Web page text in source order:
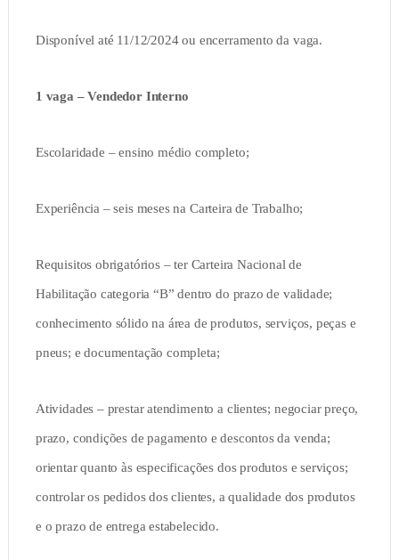
Disponível até 11/12/2024 ou encerramento da vaga.
1 vaga – Vendedor Interno
Escolaridade – ensino médio completo;
Experiência – seis meses na Carteira de Trabalho;
Requisitos obrigatórios – ter Carteira Nacional de
Habilitação categoria “B” dentro do prazo de validade;
conhecimento sólido na área de produtos, serviços, peças e
pneus; e documentação completa;
Atividades – prestar atendimento a clientes; negociar preço,
prazo, condições de pagamento e descontos da venda;
orientar quanto às especificações dos produtos e serviços;
controlar os pedidos dos clientes, a qualidade dos produtos
e o prazo de entrega estabelecido.